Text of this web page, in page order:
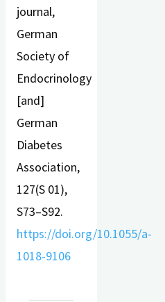
journal,
German
Society of
Endocrinology
[and]
German
Diabetes
Association,
127(S 01),
S73–S92.
https://doi.org/10.1055/a-
1018-9106